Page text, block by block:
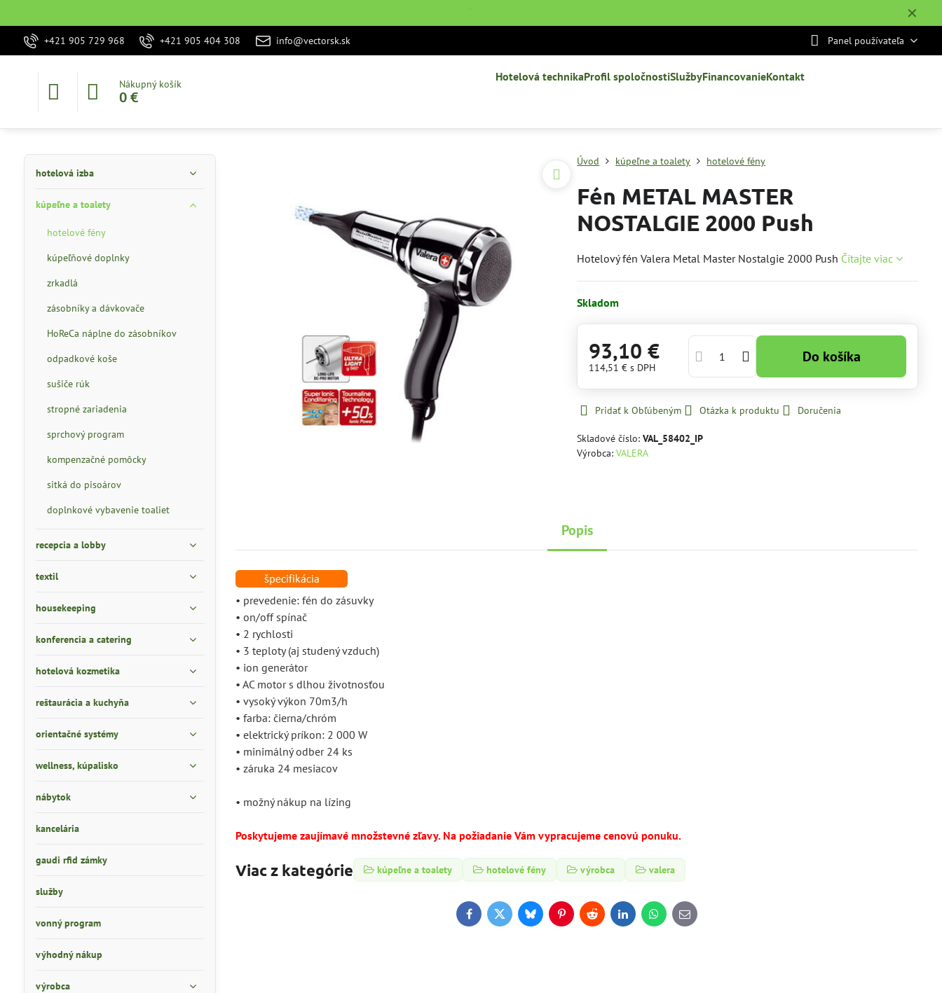
✕
˙
+421 905 729 968 +421 905 404 308 info@vectorsk.sk Panel používateľa
Nákupný košík
0 €
Hotelová technikaProfil spoločnostiSlužbyFinancovanieKontakt
Úvod kúpeľne a toalety hotelové fény
Fén METAL MASTER
NOSTALGIE 2000 Push
Hotelový fén Valera Metal Master Nostalgie 2000 Push Čítajte viac
Skladom
93,10 €
114,51 €s DPH
Do košíka
Pridať k Obľúbeným Otázka k produktu Doručenia
Skladové číslo:VAL_58402_IP
Výrobca:VALERA
Popis
• prevedenie: fén do zásuvky
• on/off spínač
• 2 rychlosti
• 3 teploty (aj studený vzduch)
• ion generátor
• AC motor s dlhou životnosťou
• vysoký výkon 70m3/h
• farba: čierna/chróm
• elektrický príkon: 2 000 W
• minimálný odber 24 ks
• záruka 24 mesiacov
• možný nákup na lízing
Poskytujeme zaujímavé množstevné zľavy. Na požiadanie Vám vypracujeme cenovú ponuku.
Viac z kategórie kúpeľne a toalety hotelové fény výrobca valera
FacebookTwitterBlueskyPinterestRedditLinkedInWhatsApp
E-
mail
hotelová izba
kúpeľne a toalety
hotelové fény
kúpeľňové doplnky
zrkadlá
zásobníky a dávkovače
HoReCa náplne do zásobníkov
odpadkové koše
sušiče rúk
stropné zariadenia
sprchový program
kompenzačné pomôcky
sitká do pisoárov
doplnkové vybavenie toaliet
recepcia a lobby
textil
housekeeping
konferencia a catering
hotelová kozmetika
reštaurácia a kuchyňa
orientačné systémy
wellness, kúpalisko
nábytok
kancelária
gaudi rfid zámky
služby
vonný program
výhodný nákup
výrobca